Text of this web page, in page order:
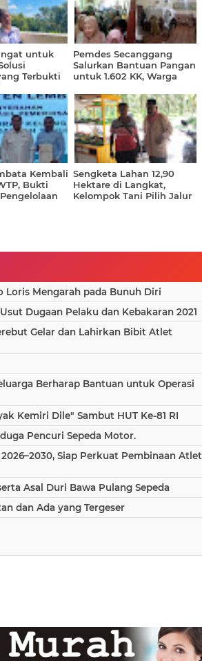
untuk
Terbukti
Pemdes Secanggang
Salurkan Bantuan Pangan
untuk 1.602 KK, Warga
Liter Minyak Goreng
Kembali
Bukti
Sengketa Lahan 12,90
Hektare di Langkat,
Kelompok Tani Pilih Jalur
Loris Mengarah pada Bunuh Diri
Dugaan Pelaku dan Kebakaran 2021
Gelar dan Lahirkan Bibit Atlet
Berharap Bantuan untuk Operasi
Kemiri Dile" Sambut HUT Ke-81 RI
Pencuri Sepeda Motor.
Siap Perkuat Pembinaan Atlet
Asal Duri Bawa Pulang Sepeda
dan Ada yang Tergeser